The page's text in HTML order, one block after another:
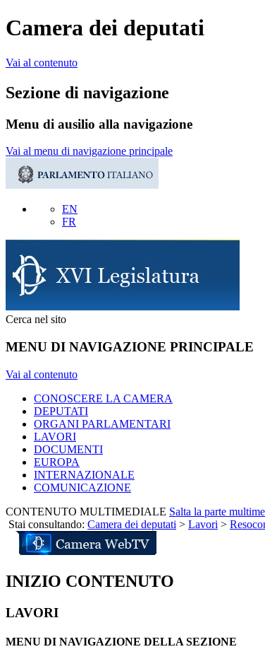
Camera dei deputati
Vai al contenuto
Sezione di navigazione
Menu di ausilio alla navigazione
Vai al menu di navigazione principale
EN
FR
Cerca nel sito
MENU DI NAVIGAZIONE PRINCIPALE
Vai al contenuto
CONOSCERE LA CAMERA
DEPUTATI
ORGANI PARLAMENTARI
LAVORI
DOCUMENTI
EUROPA
INTERNAZIONALE
COMUNICAZIONE
CONTENUTO MULTIMEDIALE Salta la parte
Stai consultando: Camera dei deputati > Lavori >
INIZIO CONTENUTO
LAVORI
MENU DI NAVIGAZIONE DELLA SEZIONE